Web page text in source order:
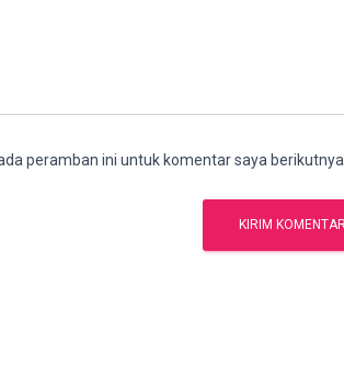
peramban ini untuk komentar saya berikutnya.